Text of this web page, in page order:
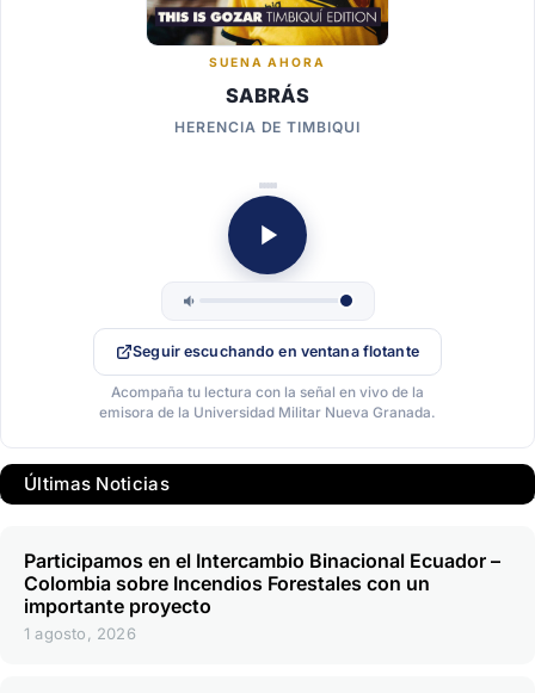
SUENA AHORA
SABRÁS
HERENCIA DE TIMBIQUI
Seguir escuchando en ventana flotante
Acompaña tu lectura con la señal en vivo de la
emisora de la Universidad Militar Nueva Granada.
Últimas Noticias
Participamos en el Intercambio Binacional Ecuador –
Colombia sobre Incendios Forestales con un
importante proyecto
1 agosto, 2026